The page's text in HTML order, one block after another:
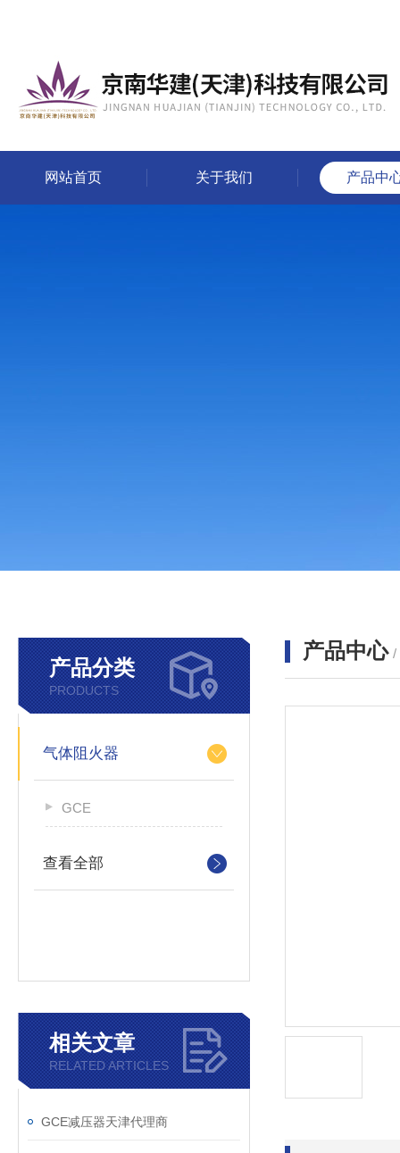
网站首页 关于我们 产品中
产品分类
PRODUCTS
气体阻火器
GCE
查看全部
相关文章
RELATED ARTICLES
GCE减压器天津代理商
产品中心 /